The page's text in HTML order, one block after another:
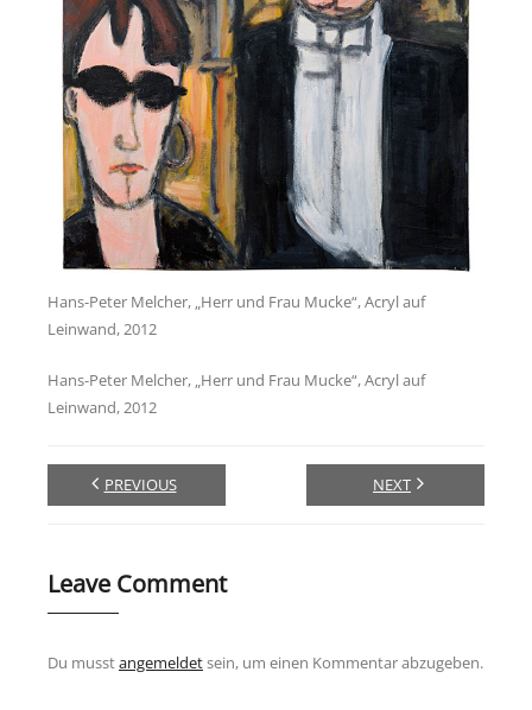
Links
Psycho-Paten
Ansprechpartner
Anfahrt
Hans-Peter Melcher, „Herr und Frau Mucke“, Acryl auf
Leinwand, 2012
Hans-Peter Melcher, „Herr und Frau Mucke“, Acryl auf
Leinwand, 2012
PREVIOUS NEXT
Leave Comment
Du musstangemeldetsein, um einen Kommentar abzugeben.